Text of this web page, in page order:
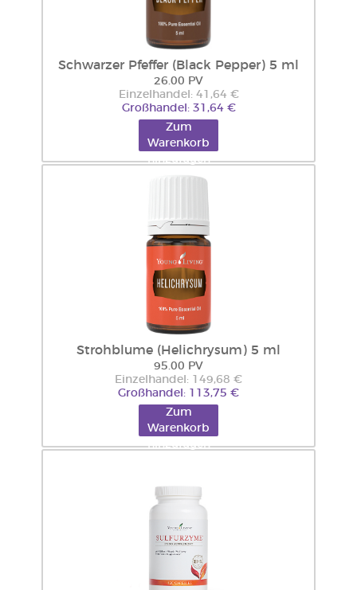
Schwarzer Pfeffer (Black Pepper) 5 ml
26.00 PV
Einzelhandel: 41,64 €
Großhandel: 31,64 €
Zum
Warenkorb
hinzufügen
Strohblume (Helichrysum) 5 ml
95.00 PV
Einzelhandel: 149,68 €
Großhandel: 113,75 €
Zum
Warenkorb
hinzufügen